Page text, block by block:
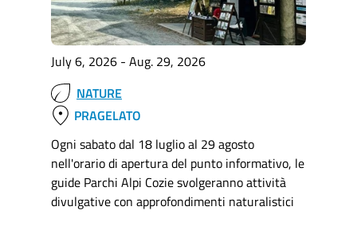
July 6, 2026 - Aug. 29, 2026
NATURE
location_on PRAGELATO
Ogni sabato dal 18 luglio al 29 agosto
nell'orario di apertura del punto informativo, le
guide Parchi Alpi Cozie svolgeranno attività
divulgative con approfondimenti naturalistici